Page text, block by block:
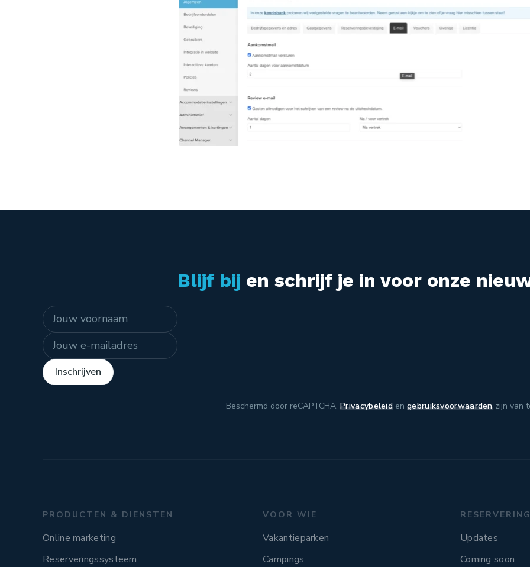
Blijf bij en schrijf je in voor onze
Naam
E-mailadres
Inschrijven
Beschermd door reCAPTCHA.Privacybeleid engebruiksvoorwaardenzijn van
PRODUCTEN & DIENSTEN
Online marketing
Reserveringssysteem
VOOR WIE
Vakantieparken
Campings
Updates
Coming soon